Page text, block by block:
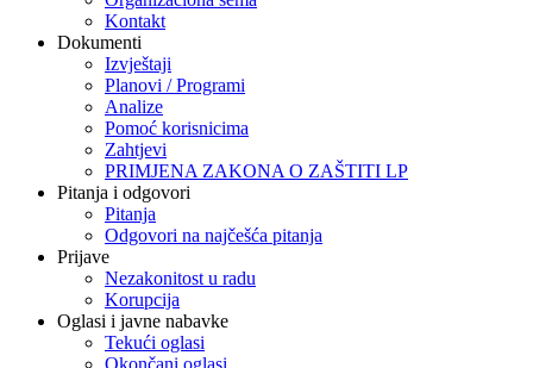
Kontakt
Dokumenti
Izvještaji
Planovi / Programi
Analize
Pomoć korisnicima
Zahtjevi
PRIMJENA ZAKONA O ZAŠTITI LP
Pitanja i odgovori
Pitanja
Odgovori na najčešća pitanja
Prijave
Nezakonitost u radu
Korupcija
Oglasi i javne nabavke
Tekući oglasi
Okončani oglasi